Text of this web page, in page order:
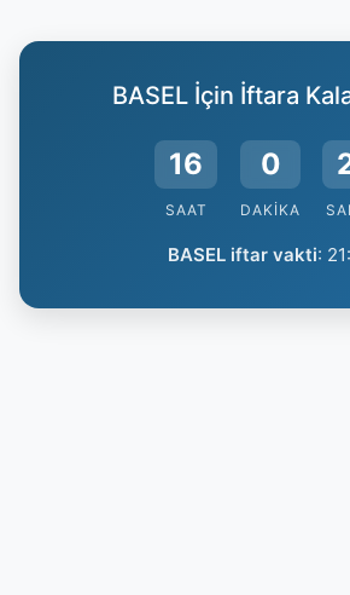
BASEL İçin İftara
16
SAAT
0
DAKIKA
BASEL iftar vakti: